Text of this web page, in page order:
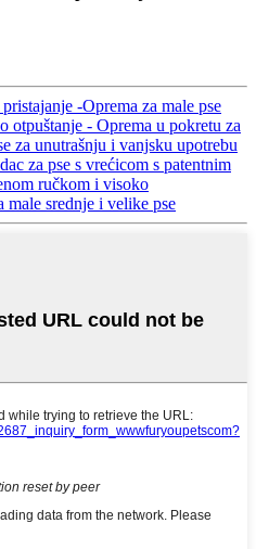
-Oprema za male pse
otpuštanje - Oprema u pokretu za
za unutrašnju i vanjsku upotrebu
za pse s vrećicom s patentnim
ručkom i visoko
srednje i velike pse